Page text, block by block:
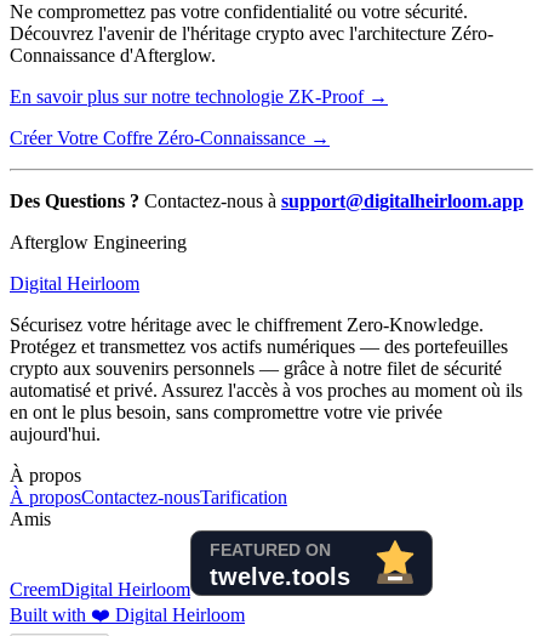
Ne compromettez pas votre confidentialité ou votre sécurité.
Découvrez l'avenir de l'héritage crypto avec l'architecture Zéro-
Connaissance d'Afterglow.
En savoir plus sur notre technologie ZK-Proof →
Créer Votre Coffre Zéro-Connaissance →
Des Questions ? Contactez-nous à support@digitalheirloom.app
Afterglow Engineering
Digital Heirloom
Sécurisez votre héritage avec le chiffrement Zero-Knowledge.
Protégez et transmettez vos actifs numériques — des portefeuilles
crypto aux souvenirs personnels — grâce à notre filet de sécurité
automatisé et privé. Assurez l'accès à vos proches au moment où ils
en ont le plus besoin, sans compromettre votre vie privée
aujourd'hui.
À propos
À proposContactez-nousTarification
Amis
CreemDigital Heirloom
Built with ❤️ Digital Heirloom